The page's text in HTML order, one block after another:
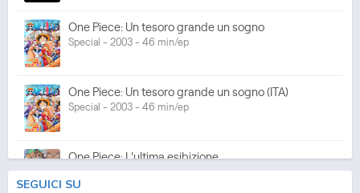
One Piece: Un tesoro grande un sogno
Special - 2003 - 46 min/ep
One Piece: Un tesoro grande un sogno (ITA)
Special - 2003 - 46 min/ep
One Piece: L'ultima esibizione
Special - 2003 - 45 min/ep
SEGUICI SU